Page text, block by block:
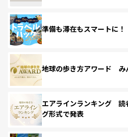
準備も滞在もスマートに
地球の歩き方アワード み
エアラインランキング 読
グ形式で発表